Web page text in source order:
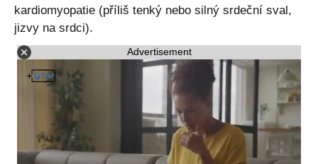
kardiomyopatie (příliš tenký nebo silný srdeční sval,
jizvy na srdci).
Advertisement